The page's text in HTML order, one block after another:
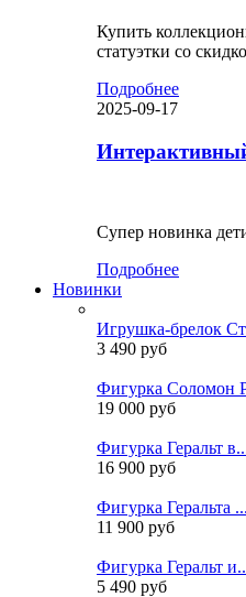
Купить
статуэтки со
Подробнее
2025-09-17
Супер новинка
Подробнее
Новинки
Игрушка-брелок
3 490 руб
Фигурка Соломон
19 000 руб
Фигурка Геральт
16 900 руб
Фигурка Геральта ...
11 900 руб
Фигурка Геральт
5 490 руб